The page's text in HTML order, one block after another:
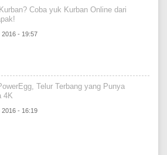
Coba yuk Kurban Online dari
2016 - 19:57
Telur Terbang yang Punya
4K
2016 - 16:19